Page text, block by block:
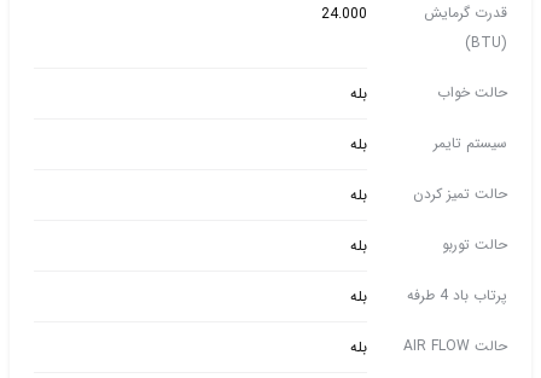
قدرت گرمایش
(BTU)
24.000
حالت خواب بله
سیستم تایمر بله
حالت تمیز کردن بله
حالت توربو بله
پرتاب باد 4 طرفه بله
حالت AIR FLOW بله